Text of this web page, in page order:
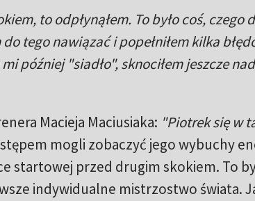
to odpłynąłem. To było coś, czego
tego nawiązać i popełniłem kilka
później "siadło", sknociłem jeszcze
Macieja Maciusiaka: "Piotrek się w
mogli zobaczyć jego wybuchy
startowej przed drugim skokiem. To
indywidualne mistrzostwo świata.